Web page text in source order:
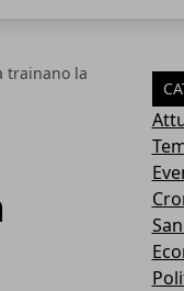
trainano la